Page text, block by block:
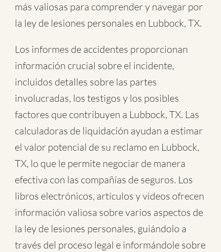
más valiosas para comprender y navegar por
la ley de lesiones personales en Lubbock, TX.
Los informes de accidentes proporcionan
información crucial sobre el incidente,
incluidos detalles sobre las partes
involucradas, los testigos y los posibles
factores que contribuyen a Lubbock, TX. Las
calculadoras de liquidación ayudan a estimar
el valor potencial de su reclamo en Lubbock,
TX, lo que le permite negociar de manera
efectiva con las compañías de seguros. Los
libros electrónicos, artículos y videos ofrecen
información valiosa sobre varios aspectos de
la ley de lesiones personales, guiándolo a
través del proceso legal e informándole sobre